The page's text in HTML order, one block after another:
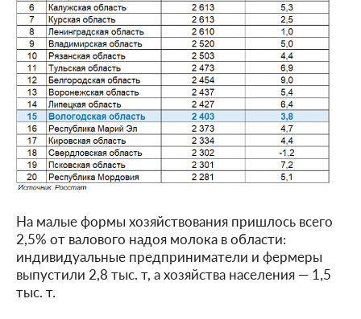
На малые формы хозяйствования пришлось всего
2,5% от валового надоя молока в области:
индивидуальные предприниматели и фермеры
выпустили 2,8 тыс. т, а хозяйства населения — 1,5
тыс. т.